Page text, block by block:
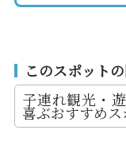
このスポット
子連れ観光・
喜ぶおすすめ